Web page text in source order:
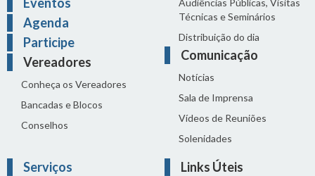
Eventos
Agenda
Participe
Vereadores
Conheça os Vereadores
Bancadas e Blocos
Conselhos
Audiências Públicas, Visitas
Técnicas e Seminários
Distribuição do dia
Comunicação
Notícias
Sala de Imprensa
Vídeos de Reuniões
Solenidades
Serviços Links Úteis